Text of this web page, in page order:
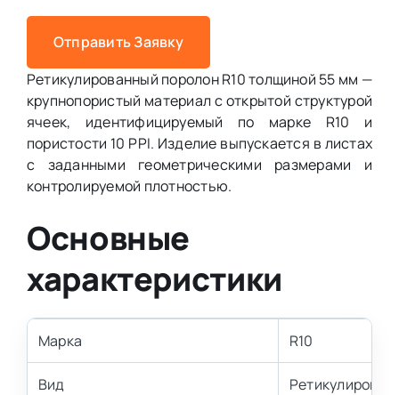
Отправить Заявку
Ретикулированный поролон R10 толщиной 55 мм —
крупнопористый материал с открытой структурой
ячеек, идентифицируемый по марке R10 и
пористости 10 PPI. Изделие выпускается в листах
с заданными геометрическими размерами и
контролируемой плотностью.
Основные
характеристики
Марка R10
Вид